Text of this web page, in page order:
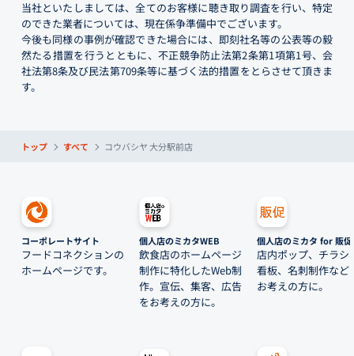
当社といたしましては、全てのお客様に聴き取り調査を行い、特定
のできた業者については、現在係争準備中でございます。
今後も同様の事例が確認できた場合には、即刻社名等の公表等の毅
然たる措置を行うとともに、不正競争防止法第2条第1項第1号、会
社法第8条及び民法第709条等に基づく法的措置をとらさせて頂きま
す。
トップ すべて コウバシヤ 大分駅前店
コーポレートサイト
フードコネクションの
ホームページです。
個人店のミカタWEB
飲食店のホームページ
制作に特化したWeb制
作。宣伝、集客、広告
をお考えの方に。
個人店のミカタ for 販促
店内ポップ、チラシ
看板、名刺制作など
お考えの方に。